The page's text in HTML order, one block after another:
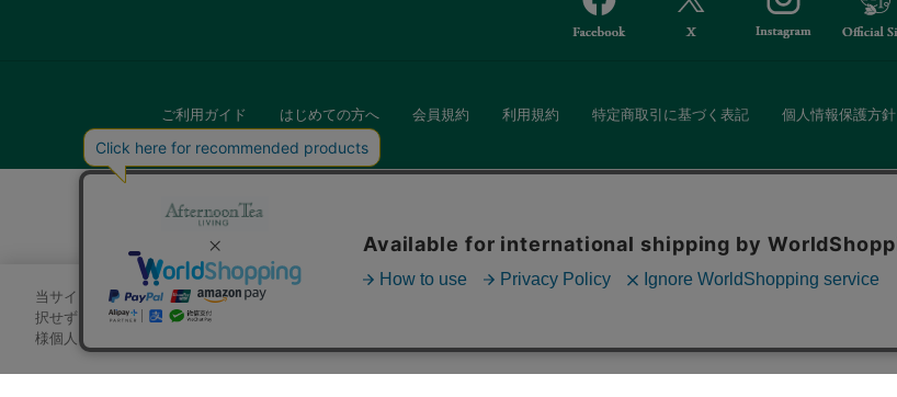
ご利用ガイド はじめての方へ 会員規約 利用規約 特定商取引に基づく表記 個人情報保護方針
当サイトでは、サイトの利便性向上のためにクッキーを使用いたします。ボタンから同意の可否を選択してください。選
択せずにページを移動した場合、クッキーの使用に同意したことになります。クッキーを通じて収集する情報には「お客
様個人を特定できる情報」は一切含まれておりません。詳細は